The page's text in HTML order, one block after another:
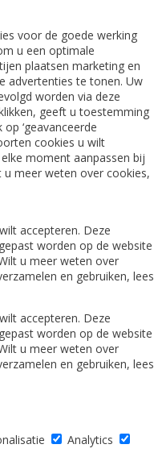
voor de goede werking
u een optimale
plaatsen marketing en
advertenties te tonen. Uw
worden via deze
geeft u toestemming
‘geavanceerde
cookies u wilt
moment aanpassen bij
u meer weten over cookies,
accepteren. Deze
worden op de website
u meer weten over
en gebruiken, lees
accepteren. Deze
worden op de website
u meer weten over
en gebruiken, lees
Analytics